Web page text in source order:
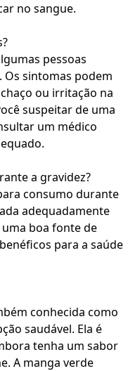
no sangue.
pessoas
Os sintomas podem
ou irritação na
suspeitar de uma
um médico
a gravidez?
consumo durante
adequadamente
boa fonte de
para a saúde
conhecida como
saudável. Ela é
tenha um sabor
A manga verde